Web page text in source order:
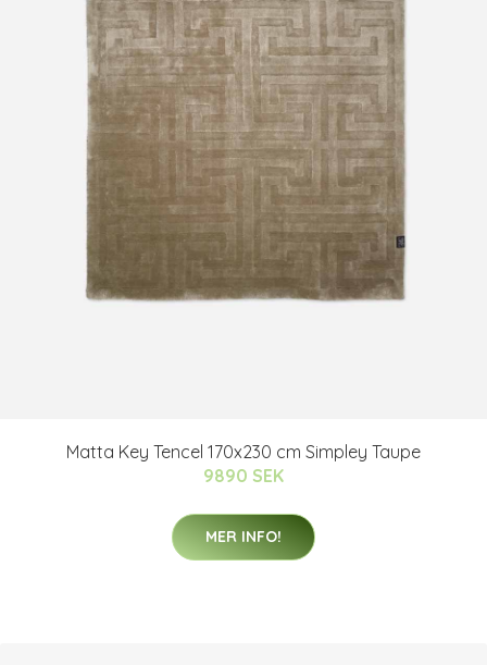
Matta Key Tencel 170x230 cm Simpley Taupe
9890 SEK
MER INFO!